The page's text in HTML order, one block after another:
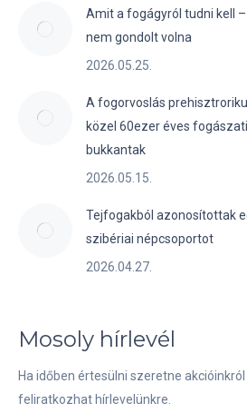
Amit a fogágyról tudni kell
nem gondolt volna
2026.05.25.
A fogorvoslás
közel 60ezer éves
bukkantak
2026.05.15.
Tejfogakból azonosítottak
szibériai népcsoportot
2026.04.27.
Mosoly hírlevél
Ha időben értesülni szeretne
feliratkozhat hírlevelünkre.